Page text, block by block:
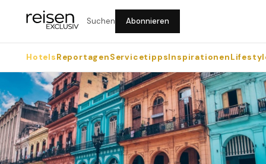
Suchen Abonnieren
HotelsReportagenServicetippsInspirationen